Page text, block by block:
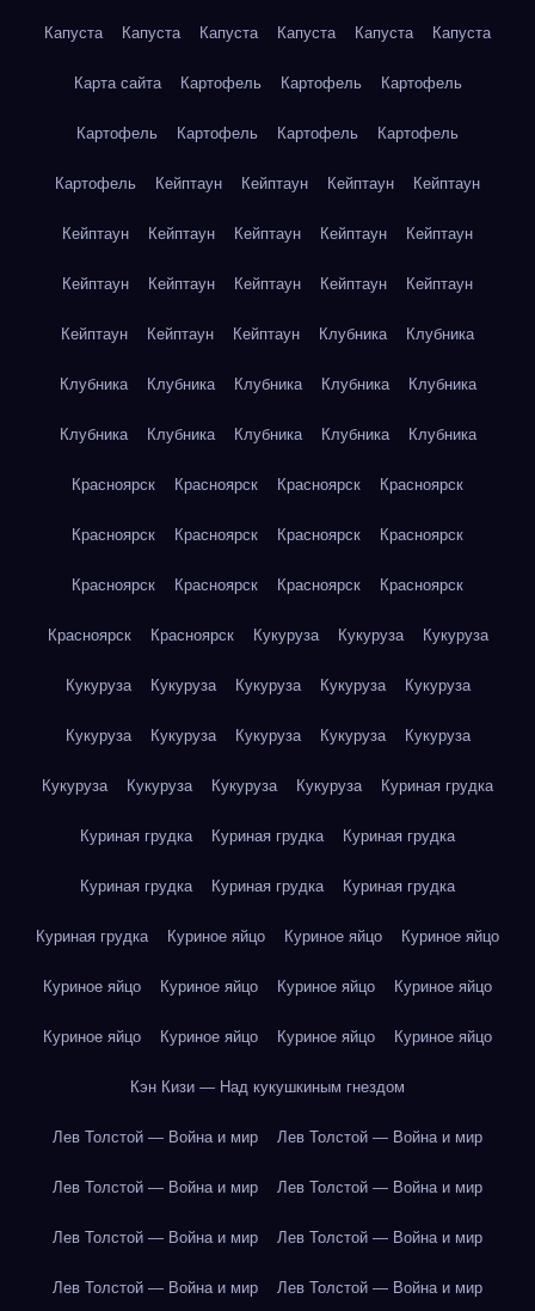
Капуста Капуста Капуста Капуста Капуста Капуста
Карта сайта Картофель Картофель Картофель
Картофель Картофель Картофель Картофель
Картофель Кейптаун Кейптаун Кейптаун Кейптаун
Кейптаун Кейптаун Кейптаун Кейптаун Кейптаун
Кейптаун Кейптаун Кейптаун Кейптаун Кейптаун
Кейптаун Кейптаун Кейптаун Клубника Клубника
Клубника Клубника Клубника Клубника Клубника
Клубника Клубника Клубника Клубника Клубника
Красноярск Красноярск Красноярск Красноярск
Красноярск Красноярск Красноярск Красноярск
Красноярск Красноярск Красноярск Красноярск
Красноярск Красноярск Кукуруза Кукуруза Кукуруза
Кукуруза Кукуруза Кукуруза Кукуруза Кукуруза
Кукуруза Кукуруза Кукуруза Кукуруза Кукуруза
Кукуруза Кукуруза Кукуруза Кукуруза Куриная грудка
Куриная грудка Куриная грудка Куриная грудка
Куриная грудка Куриная грудка Куриная грудка
Куриная грудка Куриное яйцо Куриное яйцо Куриное яйцо
Куриное яйцо Куриное яйцо Куриное яйцо Куриное яйцо
Куриное яйцо Куриное яйцо Куриное яйцо Куриное яйцо
Кэн Кизи — Над кукушкиным гнездом
Лев Толстой — Война и мир Лев Толстой — Война и мир
Лев Толстой — Война и мир Лев Толстой — Война и мир
Лев Толстой — Война и мир Лев Толстой — Война и мир
Лев Толстой — Война и мир Лев Толстой — Война и мир